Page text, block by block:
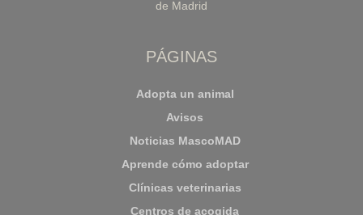
de Madrid
PÁGINAS
Adopta un animal
Avisos
Noticias MascoMAD
Aprende cómo adoptar
Clínicas veterinarias
Centros de acogida